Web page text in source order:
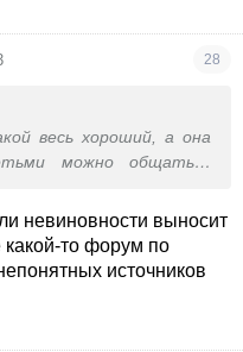
28
весь хороший, а она
можно общаться
общается с родными
невиновности выносит
какой-то форум по
источников